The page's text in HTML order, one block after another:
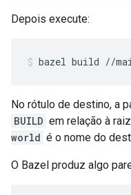
Depois execute:
bazel build //
No rótulo de destino, a
BUILD em relação à
world é o nome do
O Bazel produz algo